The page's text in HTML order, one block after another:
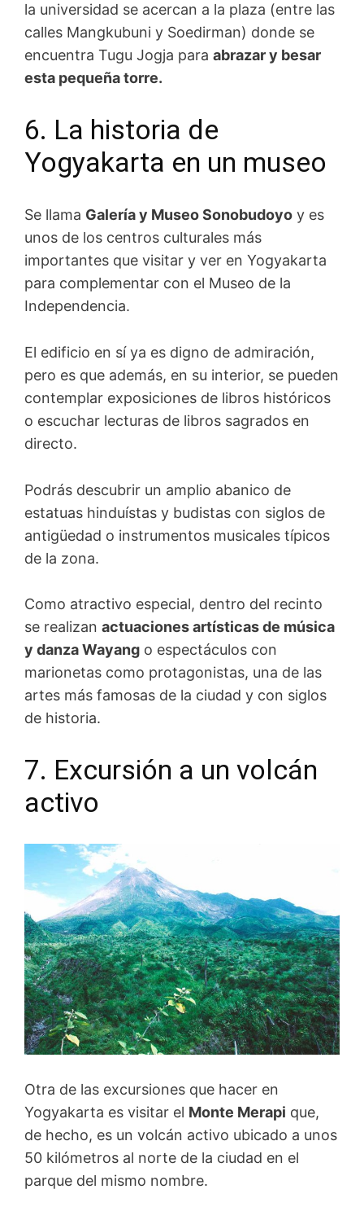
la universidad se acercan a la plaza (entre las
calles Mangkubuni y Soedirman) donde se
encuentra Tugu Jogja para abrazar y besar
esta pequeña torre.
6. La historia de
Yogyakarta en un museo
Se llama Galería y Museo Sonobudoyo y es
unos de los centros culturales más
importantes que visitar y ver en Yogyakarta
para complementar con el Museo de la
Independencia.
El edificio en sí ya es digno de admiración,
pero es que además, en su interior, se pueden
contemplar exposiciones de libros históricos
o escuchar lecturas de libros sagrados en
directo.
Podrás descubrir un amplio abanico de
estatuas hinduístas y budistas con siglos de
antigüedad o instrumentos musicales típicos
de la zona.
Como atractivo especial, dentro del recinto
se realizan actuaciones artísticas de música
y danza Wayang o espectáculos con
marionetas como protagonistas, una de las
artes más famosas de la ciudad y con siglos
de historia.
7. Excursión a un volcán
activo
Otra de las excursiones que hacer en
Yogyakarta es visitar el Monte Merapi que,
de hecho, es un volcán activo ubicado a unos
50 kilómetros al norte de la ciudad en el
parque del mismo nombre.